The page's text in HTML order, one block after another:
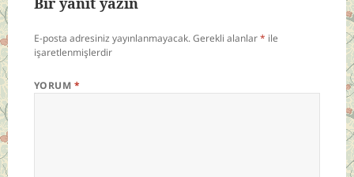
E-posta adresiniz yayınlanmayacak.Gerekli alanlar* ile
işaretlenmişlerdir
YORUM *